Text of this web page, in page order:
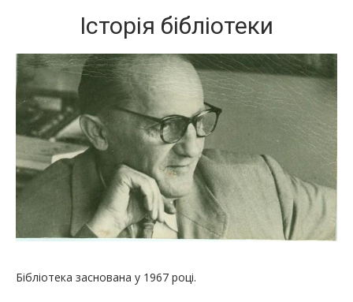
Історія бібліотеки
Бібліотека заснована у 1967 році.